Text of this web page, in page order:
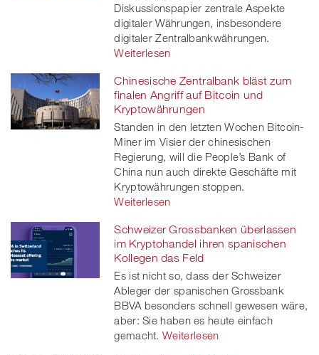
Diskussionspapier zentrale Aspekte
digitaler Währungen, insbesondere
digitaler Zentralbankwährungen.
Weiterlesen
Chinesische Zentralbank bläst zum
finalen Angriff auf Bitcoin und
Kryptowährungen
Standen in den letzten Wochen Bitcoin-
Miner im Visier der chinesischen
Regierung, will die People’s Bank of
China nun auch direkte Geschäfte mit
Kryptowährungen stoppen.
Weiterlesen
Schweizer Grossbanken überlassen
im Kryptohandel ihren spanischen
Kollegen das Feld
Es ist nicht so, dass der Schweizer
Ableger der spanischen Grossbank
BBVA besonders schnell gewesen wäre,
aber: Sie haben es heute einfach
gemacht. Weiterlesen